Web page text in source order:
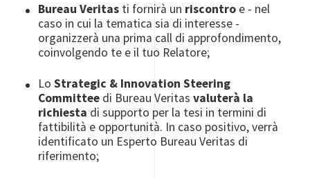
Bureau Veritas ti fornirà un riscontro e - nel
caso in cui la tematica sia di interesse -
organizzerà una prima call di approfondimento,
coinvolgendo te e il tuo Relatore;
LoStrategic & Innovation Steering
Committee di Bureau Veritasvaluterà la
richiesta di supporto per la tesi in termini di
fattibilità e opportunità. In caso positivo, verrà
identificato un Esperto Bureau Veritas di
riferimento;